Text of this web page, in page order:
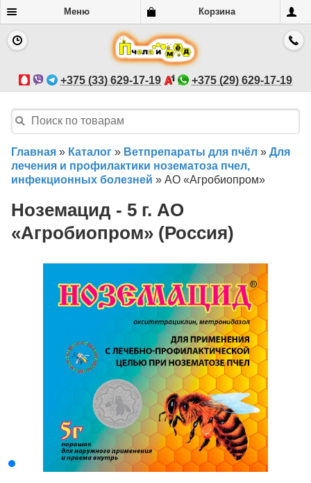
Меню Корзина
+375 (33) 629-17-19 +375 (29) 629-17-19
Главная » Каталог » Ветпрепараты для пчёл » Для
лечения и профилактики нозематоза пчел,
инфекционных болезней » АО «Агробиопром»
Ноземацид - 5 г. АО
«Агробиопром» (Россия)